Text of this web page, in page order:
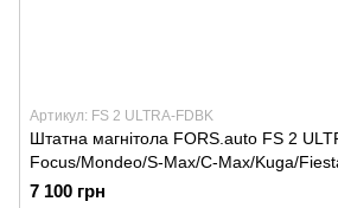
Артикул: FS 2 ULTRA-FDBK
Штатна магнітола FORS.auto FS 2
Focus/Mondeo/S-Max/C-Max/Kuga/
7"\;, black) 2005-2011
7 100 грн